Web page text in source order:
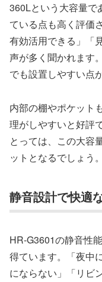
360Lという大容量で
ている点も高く評価
有効活用できる」「
声が多く聞かれます
でも設置しやすい点
内部の棚やポケット
理がしやすいと好評
とっては、この大容
ットとなるでしょう。
静音設計で快適
HR-G3601の静音性
得ています。「夜中
にならない」「リビ